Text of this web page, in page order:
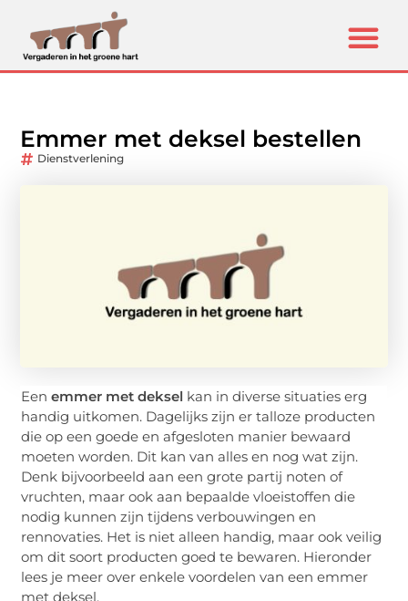
Emmer met deksel bestellen
Dienstverlening
Eenemmer met deksel kan in diverse situaties erg
handig uitkomen. Dagelijks zijn er talloze producten
die op een goede en afgesloten manier bewaard
moeten worden. Dit kan van alles en nog wat zijn.
Denk bijvoorbeeld aan een grote partij noten of
vruchten, maar ook aan bepaalde vloeistoffen die
nodig kunnen zijn tijdens verbouwingen en
rennovaties. Het is niet alleen handig, maar ook veilig
om dit soort producten goed te bewaren. Hieronder
lees je meer over enkele voordelen van een emmer
met deksel.